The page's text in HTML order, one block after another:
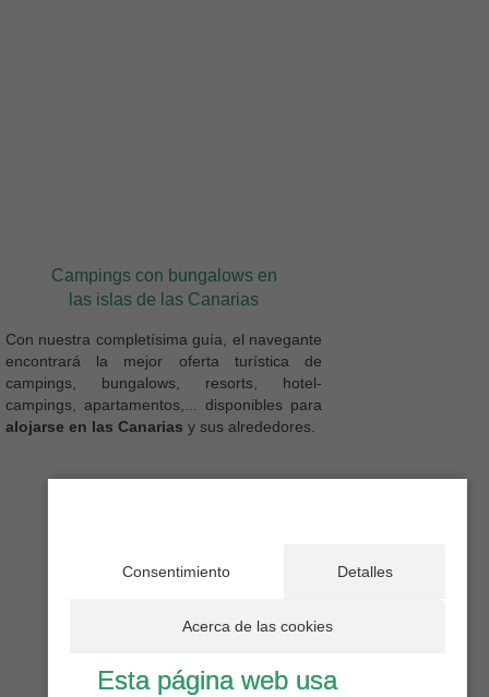
Campings con bungalows en
las islas de las Canarias
Con nuestra completísima guía, el navegante
encontrará la mejor oferta turística de
campings, bungalows, resorts, hotel-
campings, apartamentos,... disponibles para
alojarse en las Canarias y sus alrededores.
Consentimiento Detalles
Acerca de las cookies
Esta página web usa